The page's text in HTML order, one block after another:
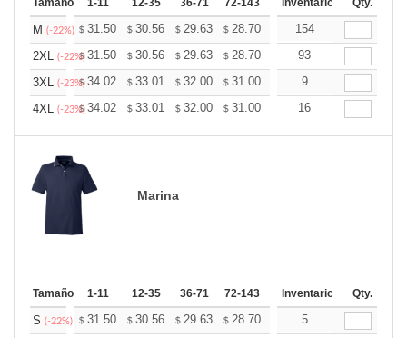
Tamaño 1-11 12-35 36-71 72-143 144-287 288 +
Inventario Qty.
M (-22%) $ 31.50 $ 30.56 $ 29.63 $ 28.70 27.76
154
2XL (-22%)
$31.50 $ 30.56 $ 29.63 $ 28.70 27.76
93
3XL (-23%)
$34.02 $ 33.01 $ 32.00 $ 31.00 29.99
9
4XL (-23%)
$34.02 $ 33.01 $ 32.00 $ 31.00 29.99
16
Marina
Tamaño 1-11 12-35 36-71 72-143 144-287 288 +
Inventario Qty.
S (-22%) $ 31.50 $ 30.56 $ 29.63 $ 28.70 27.76
5